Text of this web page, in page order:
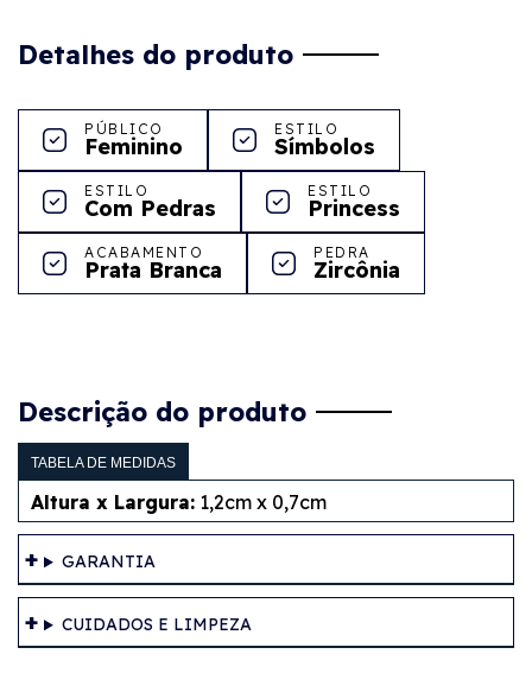
Detalhes do produto
PÚBLICO
Feminino
ESTILO
Símbolos
ESTILO
Com Pedras
ESTILO
Princess
ACABAMENTO
Prata Branca
PEDRA
Zircônia
Descrição do produto
TABELA DE MEDIDAS
Altura x Largura: 1,2cm x 0,7cm
GARANTIA
CUIDADOS E LIMPEZA